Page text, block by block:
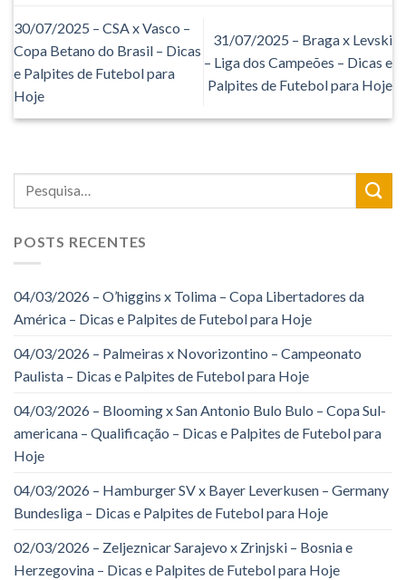
30/07/2025 – CSA x Vasco –
Copa Betano do Brasil – Dicas
e Palpites de Futebol para
Hoje
31/07/2025 – Braga x Levski
– Liga dos Campeões – Dicas e
Palpites de Futebol para Hoje
POSTS RECENTES
04/03/2026 – O’higgins x Tolima – Copa Libertadores da
América – Dicas e Palpites de Futebol para Hoje
04/03/2026 – Palmeiras x Novorizontino – Campeonato
Paulista – Dicas e Palpites de Futebol para Hoje
04/03/2026 – Blooming x San Antonio Bulo Bulo – Copa Sul-
americana – Qualificação – Dicas e Palpites de Futebol para
Hoje
04/03/2026 – Hamburger SV x Bayer Leverkusen – Germany
Bundesliga – Dicas e Palpites de Futebol para Hoje
02/03/2026 – Zeljeznicar Sarajevo x Zrinjski – Bosnia e
Herzegovina – Dicas e Palpites de Futebol para Hoje